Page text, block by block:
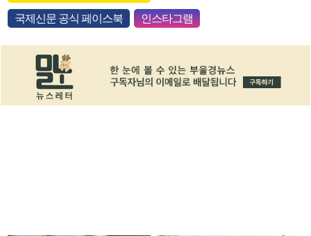
국제신문 공식 페이스북 인스타그램